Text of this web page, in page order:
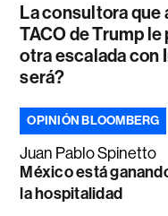
La consultora que
TACO de Trump
otra escalada con
será?
OPINIÓN BLOOMBERG
Juan Pablo Spinetto
México está
la hospitalidad